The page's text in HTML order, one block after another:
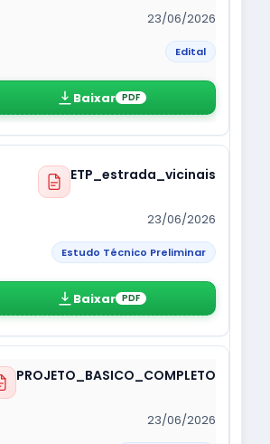
23/06/2026
Edital
Baixar PDF
ETP_estrada_vicinais
23/06/2026
Estudo Técnico Preliminar
Baixar PDF
PROJETO_BASICO_COMPLETO
23/06/2026